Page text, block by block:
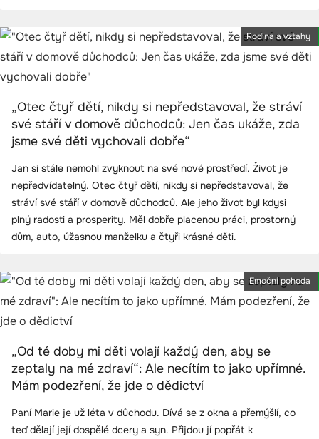
Rodina a vztahy
„Otec čtyř dětí, nikdy si nepředstavoval, že stráví
své stáří v domově důchodců: Jen čas ukáže, zda
jsme své děti vychovali dobře“
Jan si stále nemohl zvyknout na své nové prostředí. Život je
nepředvídatelný. Otec čtyř dětí, nikdy si nepředstavoval, že
stráví své stáří v domově důchodců. Ale jeho život byl kdysi
plný radosti a prosperity. Měl dobře placenou práci, prostorný
dům, auto, úžasnou manželku a čtyři krásné děti.
Emoční pohoda
„Od té doby mi děti volají každý den, aby se
zeptaly na mé zdraví“: Ale necítím to jako upřímné.
Mám podezření, že jde o dědictví
Paní Marie je už léta v důchodu. Dívá se z okna a přemýšlí, co
teď dělají její dospělé dcery a syn. Přijdou jí popřát k